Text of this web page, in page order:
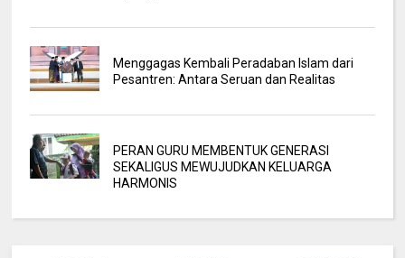
Menggagas Kembali Peradaban Islam dari
Pesantren: Antara Seruan dan Realitas
PERAN GURU MEMBENTUK GENERASI
SEKALIGUS MEWUJUDKAN KELUARGA
HARMONIS